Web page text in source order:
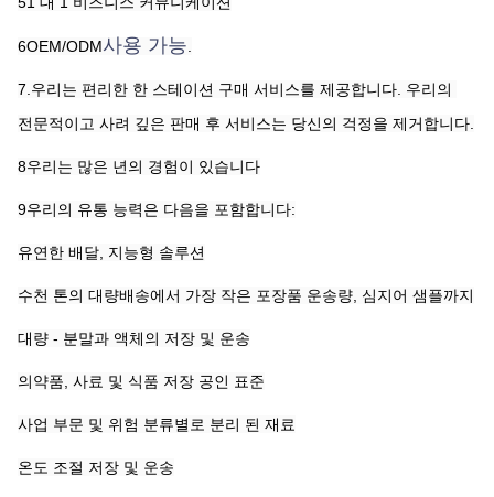
6OEM/ODM사용 가능
7.우리는 편리한 한 스테이션 구매 서비스를 제공합니다. 우리의
전문적이고 사려 깊은 판매 후 서비스는 당신의 걱정을 제거합니다.
8우리는 많은 년의 경험이 있습니다
9우리의 유통 능력은 다음을 포함합니다:
유연한 배달, 지능형 솔루션
수천 톤의 대량배송에서 가장 작은 포장품 운송량, 심지어 샘플까지
대량 - 분말과 액체의 저장 및 운송
의약품, 사료 및 식품 저장 공인 표준
사업 부문 및 위험 분류별로 분리 된 재료
온도 조절 저장 및 운송